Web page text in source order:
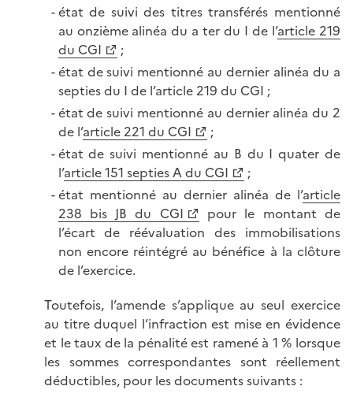
état de suivi des titres transférés mentionné
au onzième alinéa du a ter du I de l’article 219
du CGI
;
état de suivi mentionné au dernier alinéa du a
septies du I de l’article 219 du CGI ;
état de suivi mentionné au dernier alinéa du 2
de l’article 221 du CGI
;
état de suivi mentionné au B du I quater de
l’article 151 septies A du CGI
;
état mentionné au dernier alinéa de l’article
238 bis JB du CGI
pour le montant de
l’écart de réévaluation des immobilisations
non encore réintégré au bénéfice à la clôture
de l’exercice.
Toutefois, l’amende s’applique au seul exercice
au titre duquel l’infraction est mise en évidence
et le taux de la pénalité est ramené à 1 % lorsque
les sommes correspondantes sont réellement
déductibles, pour les documents suivants :